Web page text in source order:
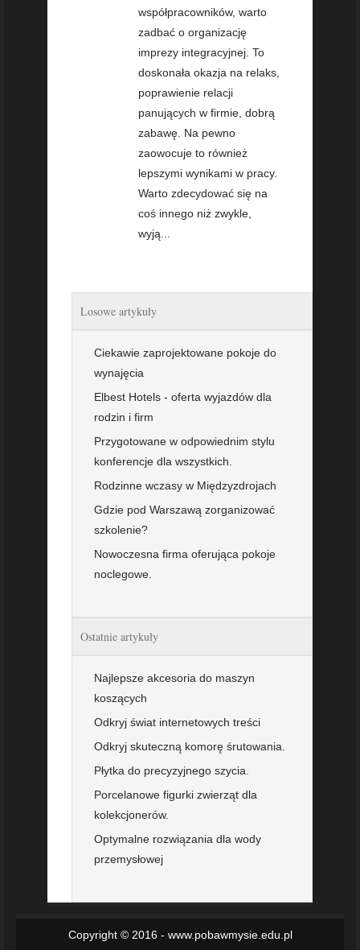
współpracowników, warto
zadbać o organizację
imprezy integracyjnej. To
doskonała okazja na relaks,
poprawienie relacji
panujących w firmie, dobrą
zabawę. Na pewno
zaowocuje to również
lepszymi wynikami w pracy.
Warto zdecydować się na
coś innego niż zwykle,
wyją...
Losowe artykuły
Ciekawie zaprojektowane pokoje do
wynajęcia
Elbest Hotels - oferta wyjazdów dla
rodzin i firm
Przygotowane w odpowiednim stylu
konferencje dla wszystkich.
Rodzinne wczasy w Międzyzdrojach
Gdzie pod Warszawą zorganizować
szkolenie?
Nowoczesna firma oferująca pokoje
noclegowe.
Ostatnie artykuły
Najlepsze akcesoria do maszyn
koszących
Odkryj świat internetowych treści
Odkryj skuteczną komorę śrutowania.
Płytka do precyzyjnego szycia.
Porcelanowe figurki zwierząt dla
kolekcjonerów.
Optymalne rozwiązania dla wody
przemysłowej
Copyright © 2016 - www.pobawmysie.edu.pl